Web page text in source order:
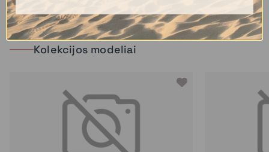
Kolekcijos modeliai